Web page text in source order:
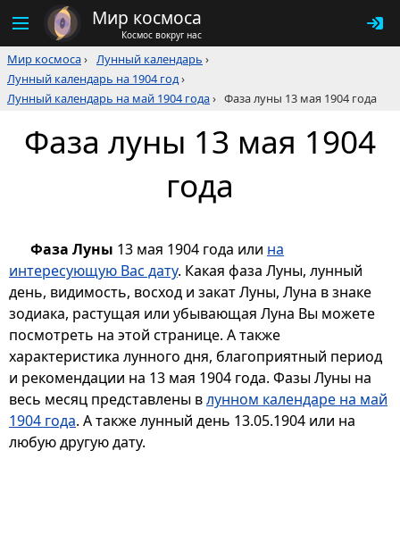
Мир космоса
Космос вокруг нас
Мир космоса› Лунный календарь ›
Лунный календарь на 1904 год›
Лунный календарь на май 1904 года› Фаза луны 13 мая 1904 года
Фаза луны 13 мая 1904
года
Фаза Луны 13 мая 1904 года или на
интересующую Вас дату. Какая фаза Луны, лунный
день, видимость, восход и закат Луны, Луна в знаке
зодиака, растущая или убывающая Луна Вы можете
посмотреть на этой странице. А также
характеристика лунного дня, благоприятный период
и рекомендации на 13 мая 1904 года. Фазы Луны на
весь месяц представлены влунном календаре на май
1904 года. А также лунный день 13.05.1904 или на
любую другую дату.